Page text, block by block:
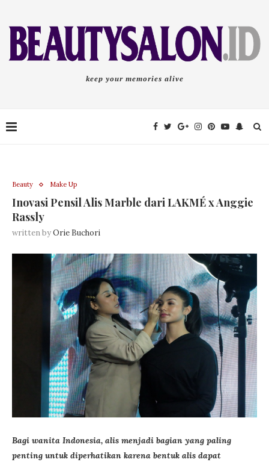
keep your memories alive
Beauty Make Up
Inovasi Pensil Alis Marble dari LAKMÉ x Anggie
Rassly
written byOrie Buchori
Bagi wanita Indonesia, alis menjadi bagian yang paling
penting untuk diperhatikan karena bentuk alis dapat